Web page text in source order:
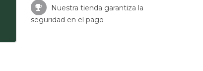
Nuestra tienda garantiza la
seguridad en el pago